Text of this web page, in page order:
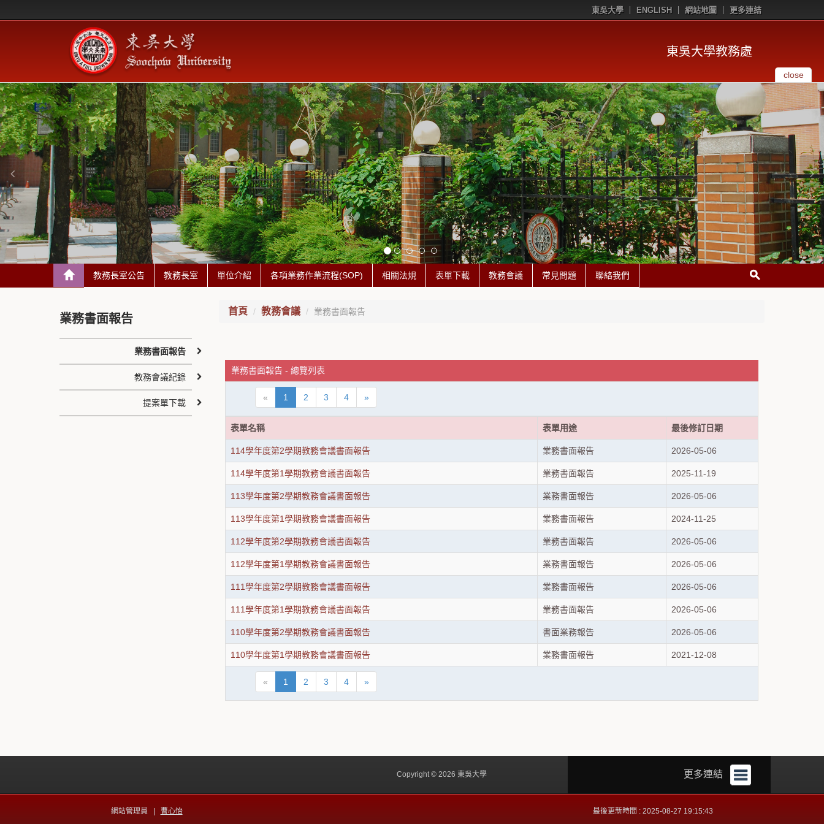
東吳大學 ENGLISH 網站地圖 更多連結
東吳大學教務處
close
教務長室公告 教務長室 單位介紹 各項業務作業流程(SOP) 相關法規 表單下載 教務會議 常見問題 聯絡我們
首頁 教務會議 業務書面報告
業務書面報告 - 總覽列表
« 1 2 3 4 »
表單名稱 表單用途 最後修訂日期
114學年度第2學期教務會議書面報告 業務書面報告 2026-05-06
114學年度第1學期教務會議書面報告 業務書面報告 2025-11-19
113學年度第2學期教務會議書面報告 業務書面報告 2026-05-06
113學年度第1學期教務會議書面報告 業務書面報告 2024-11-25
112學年度第2學期教務會議書面報告 業務書面報告 2026-05-06
112學年度第1學期教務會議書面報告 業務書面報告 2026-05-06
111學年度第2學期教務會議書面報告 業務書面報告 2026-05-06
111學年度第1學期教務會議書面報告 業務書面報告 2026-05-06
110學年度第2學期教務會議書面報告 書面業務報告 2026-05-06
110學年度第1學期教務會議書面報告 業務書面報告 2021-12-08
« 1 2 3 4 »
業務書面報告
業務書面報告
教務會議紀錄
提案單下載
更多連結
Copyright © 2026 東吳大學
網站管理員 | 曹心怡 最後更新時間 : 2025-08-27 19:15:43